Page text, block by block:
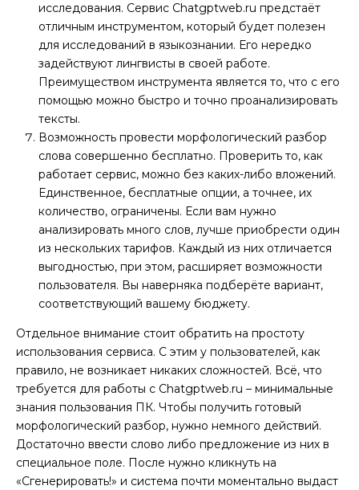
исследования. Сервис Chatgptweb.ru предстаёт
отличным инструментом, который будет полезен
для исследований в языкознании. Его нередко
задействуют лингвисты в своей работе.
Преимуществом инструмента является то, что с его
помощью можно быстро и точно проанализировать
тексты.
Возможность провести морфологический разбор
слова совершенно бесплатно. Проверить то, как
работает сервис, можно без каких-либо вложений.
Единственное, бесплатные опции, а точнее, их
количество, ограничены. Если вам нужно
анализировать много слов, лучше приобрести один
из нескольких тарифов. Каждый из них отличается
выгодностью, при этом, расширяет возможности
пользователя. Вы наверняка подберёте вариант,
соответствующий вашему бюджету.
Отдельное внимание стоит обратить на простоту
использования сервиса. С этим у пользователей, как
правило, не возникает никаких сложностей. Всё, что
требуется для работы с Chatgptweb.ru – минимальные
знания пользования ПК. Чтобы получить готовый
морфологический разбор, нужно немного действий.
Достаточно ввести слово либо предложение из них в
специальное поле. После нужно кликнуть на
«Сгенерировать!» и система почти моментально выдаст